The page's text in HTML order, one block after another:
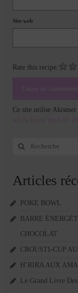
Site web
Rate this recipe:
Ce site utilise Akismet
Rechercher
Articles
POKE BOWL
BARRE
CHOCOLAT
CROUSTI-CUP
H’RIRA AUX
Le Grand Livre